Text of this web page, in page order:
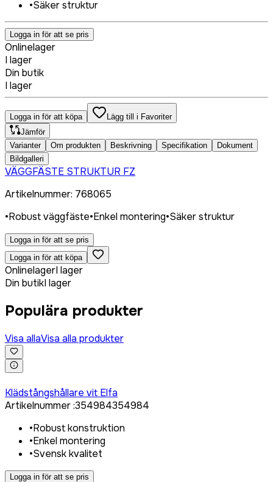
•Säker struktur
Logga in för att se pris
Onlinelager
I lager
Din butik
I lager
Logga in för att köpa
Lägg till i Favoriter
Jämför
Varianter
Om produkten Beskrivning Specifikation
Dokument
Bildgalleri
VÄGGFÄSTE STRUKTUR FZ
Artikelnummer: 768065
•Robust väggfäste•Enkel montering•Säker struktur
Logga in för att se pris
Logga in för att köpa
OnlinelagerI lager
Din butikI lager
Populära produkter
Visa allaVisa alla produkter
Klädstångshållare vit Elfa
Artikelnummer:354984354984
•Robust konstruktion
•Enkel montering
•Svensk kvalitet
Logga in för att se pris